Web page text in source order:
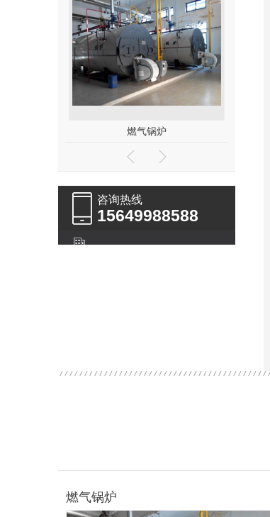
工业燃气锅炉
咨询热线
15649988588
工业燃气锅炉